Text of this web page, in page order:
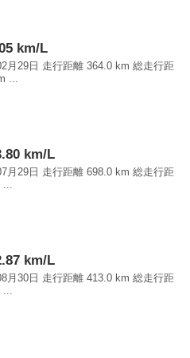
km/L
月29日 走行距離 364.0 km 総走行距
...
km/L
月29日 走行距離 698.0 km 総走行距
...
km/L
月30日 走行距離 413.0 km 総走行距
...